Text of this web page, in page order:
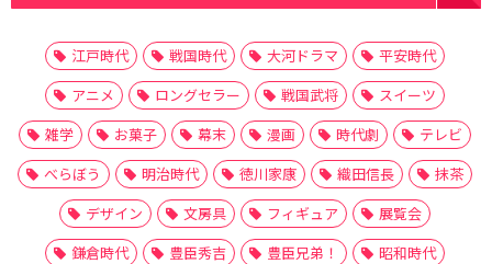
江戸時代 戦国時代 大河ドラマ
平安時代
アニメ
ロングセラー 戦国武将
スイーツ
雑学
お菓子 幕末 漫画 時代劇
テレビ
べらぼう
明治時代 徳川家康 織田信長
抹茶
デザイン
文房具 フィギュア
展覧会
鎌倉時代
豊臣秀吉 豊臣兄弟！
昭和時代